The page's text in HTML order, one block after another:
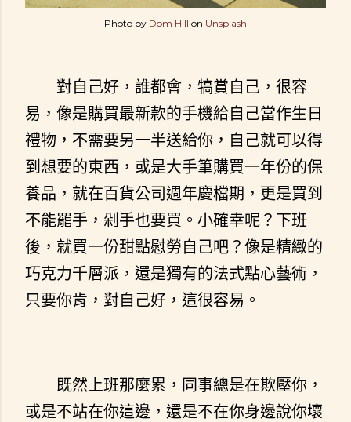
Photo by Dom Hill on Unsplash
對自己好，誰都會，犒賞自己，很容
易，像是購買最新款的手機給自己當作生日
禮物，不需要另一半送給你，自己就可以得
到想要的東西，或是大手筆購買一年份的保
養品，就在百貨公司週年慶檔期，更是買到
不能罷手，剁手也要買。小確幸呢？下班
後，就買一份甜點慰勞自己吧？像是精緻的
巧克力千層派，還是獨有的法式點心藝術，
只要你肯，對自己好，這很容易。
既然上班那麼累，同事總是在欺壓你，
或是不站在你這邊，還是不在你身邊說你壞